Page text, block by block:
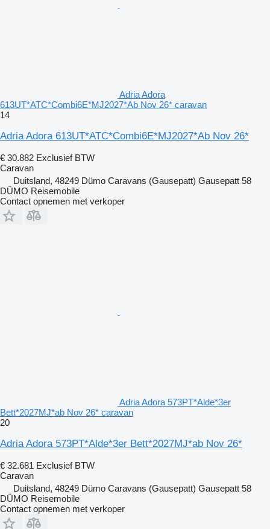
Adria Adora
613UT*ATC*Combi6E*MJ2027*Ab Nov 26* caravan
14
Adria Adora 613UT*ATC*Combi6E*MJ2027*Ab Nov 26*
€ 30.882 Exclusief BTW
Caravan
Duitsland, 48249 Dümo Caravans (Gausepatt) Gausepatt 58
DÜMO Reisemobile
Contact opnemen met verkoper
Adria Adora 573PT*Alde*3er
Bett*2027MJ*ab Nov 26* caravan
20
Adria Adora 573PT*Alde*3er Bett*2027MJ*ab Nov 26*
€ 32.681 Exclusief BTW
Caravan
Duitsland, 48249 Dümo Caravans (Gausepatt) Gausepatt 58
DÜMO Reisemobile
Contact opnemen met verkoper